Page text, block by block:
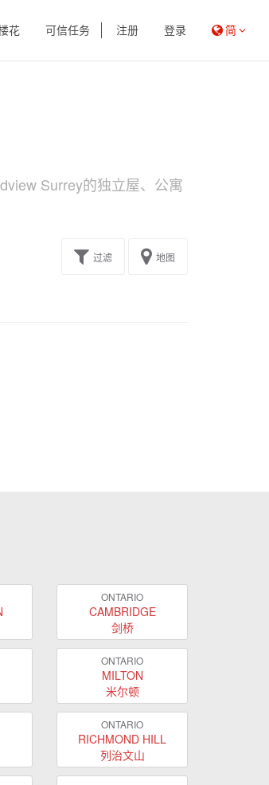
花 可信任务 注册 登录 简
Surrey的独立屋、公寓
过滤 地图
ONTARIO
CAMBRIDGE
剑桥
ONTARIO
MILTON
米尔顿
ONTARIO
RICHMOND HILL
列治文山